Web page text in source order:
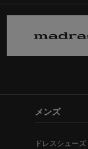
メンズ
ドレスシューズ